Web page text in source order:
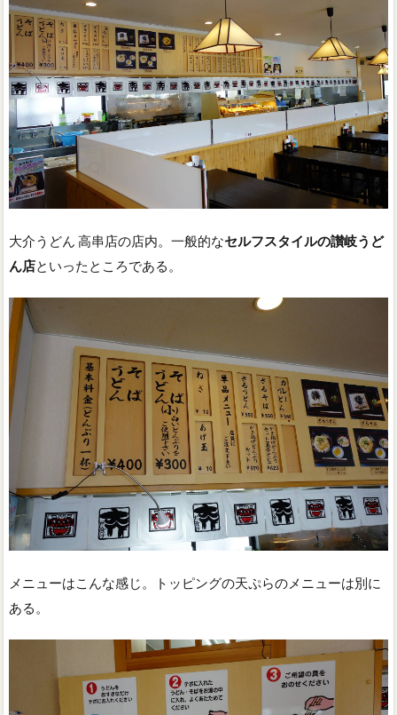
大介うどん 高串店の店内。一般的なセルフスタイルの讃岐うど
ん店といったところである。
メニューはこんな感じ。トッピングの天ぷらのメニューは別に
ある。